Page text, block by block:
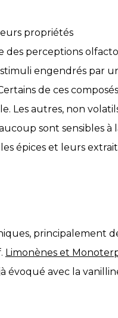
propriétés
des perceptions
engendrés par
de ces
Les autres, non
sont sensibles à
épices et leurs
principalement
Limonènes et
évoqué avec la